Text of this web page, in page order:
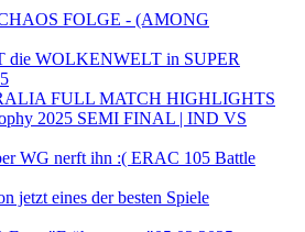
FOLGE - (AMONG
die WOLKENWELT in SUPER
FULL MATCH HIGHLIGHTS
2025 SEMI FINAL | IND VS
WG nerft ihn :( ERAC 105 Battle
jetzt eines der besten Spiele